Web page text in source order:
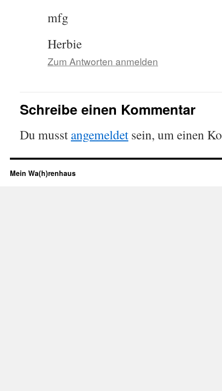
mfg
Herbie
Zum Antworten anmelden
Schreibe einen Kommentar
Du musst angemeldet sein, um einen
Mein Wa(h)renhaus